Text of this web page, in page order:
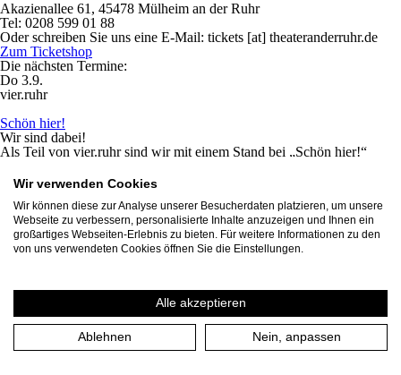
Akazienallee 61, 45478 Mülheim an der Ruhr
Tel: 0208 599 01 88
Oder schreiben Sie uns eine E-Mail: tickets [at] theateranderruhr.de
Zum Ticketshop
Die nächsten Termine:
Do 3.9.
vier.ruhr
Schön hier!
Wir sind dabei!
Als Teil von vier.ruhr sind wir mit einem Stand bei „Schön hier!“
Do 10.9. 19:00Begegnungsstätte Kloster Saarn
Othello
The Lord Chamberlain’s Menpresent Shakespeare at Kloster Saarn
10.-12. September – Open Air – in English
International
Othello
The Lord Chamberlain’s Men
present Shakespeare at Kloster Saarn
10.-12. September – Open Air – in English
Wir verwenden Cookies
Wir können diese zur Analyse unserer Besucherdaten platzieren, um unsere
Webseite zu verbessern, personalisierte Inhalte anzuzeigen und Ihnen ein
großartiges Webseiten-Erlebnis zu bieten. Für weitere Informationen zu den
von uns verwendeten Cookies öffnen Sie die Einstellungen.
Alle akzeptieren
Ablehnen Nein, anpassen